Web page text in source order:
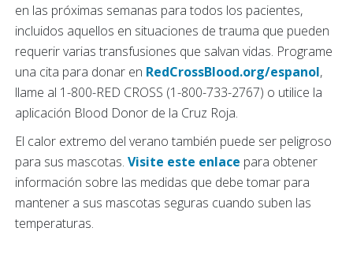
en las próximas semanas para todos los pacientes,
incluidos aquellos en situaciones de trauma que pueden
requerir varias transfusiones que salvan vidas. Programe
una cita para donar en RedCrossBlood.org/espanol,
llame al 1-800-RED CROSS (1-800-733-2767) o utilice la
aplicación Blood Donor de la Cruz Roja.
El calor extremo del verano también puede ser peligroso
para sus mascotas. Visite este enlace para obtener
información sobre las medidas que debe tomar para
mantener a sus mascotas seguras cuando suben las
temperaturas.